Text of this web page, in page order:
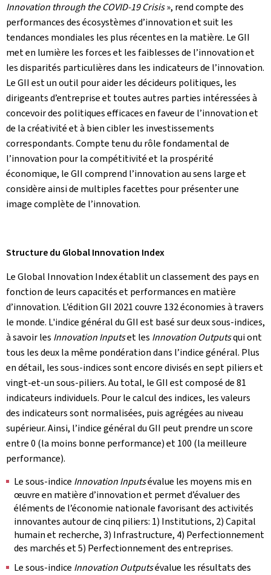
Innovation through the COVID-19 Crisis», rend compte des
performances des écosystèmes d’innovation et suit les
tendances mondiales les plus récentes en la matière. Le GII
met en lumière les forces et les faiblesses de l’innovation et
les disparités particulières dans les indicateurs de l’innovation.
Le GII est un outil pour aider les décideurs politiques, les
dirigeants d’entreprise et toutes autres parties intéressées à
concevoir des politiques efficaces en faveur de l’innovation et
de la créativité et à bien cibler les investissements
correspondants. Compte tenu du rôle fondamental de
l’innovation pour la compétitivité et la prospérité
économique, le GII comprend l’innovation au sens large et
considère ainsi de multiples facettes pour présenter une
image complète de l’innovation.
Structure du Global Innovation Index
Le Global Innovation Index établit un classement des pays en
fonction de leurs capacités et performances en matière
d’innovation. L’édition GII 2021 couvre 132 économies à travers
le monde. L'indice général du GII est basé sur deux sous-indices,
à savoir les Innovation Inputset les Innovation Outputsqui ont
tous les deux la même pondération dans l’indice général. Plus
en détail, les sous-indices sont encore divisés en sept piliers et
vingt-et-un sous-piliers. Au total, le GII est composé de 81
indicateurs individuels. Pour le calcul des indices, les valeurs
des indicateurs sont normalisées, puis agrégées au niveau
supérieur. Ainsi, l’indice général du GII peut prendre un score
entre 0 (la moins bonne performance) et 100 (la meilleure
performance).
Le sous-indice Innovation Inputsévalue les moyens mis en
œuvre en matière d’innovation et permet d’évaluer des
éléments de l’économie nationale favorisant des activités
innovantes autour de cinq piliers: 1) Institutions, 2) Capital
humain et recherche, 3) Infrastructure, 4) Perfectionnement
des marchés et 5) Perfectionnement des entreprises.
Le sous-indice Innovation Outputsévalue les résultats des